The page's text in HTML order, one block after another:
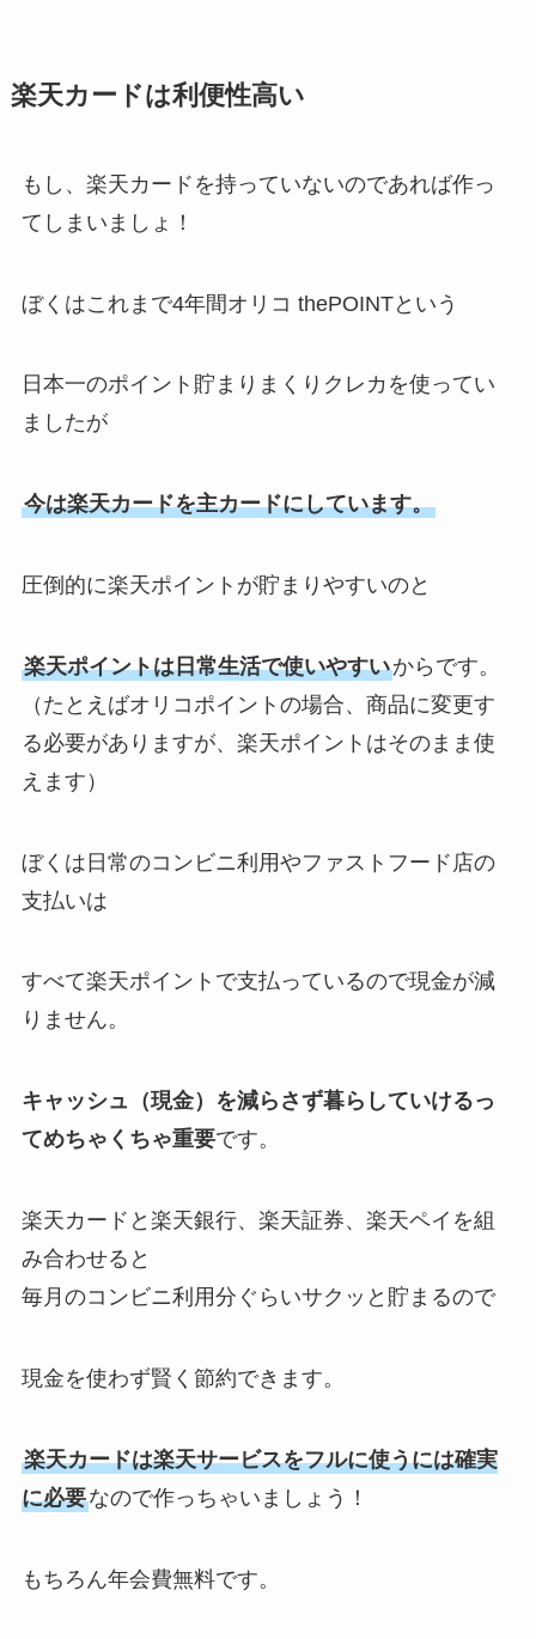
楽天カードは利便性高い
もし、楽天カードを持っていないのであれば作っ
てしまいましょ！
ぼくはこれまで4年間オリコ thePOINTという
日本一のポイント貯まりまくりクレカを使ってい
ましたが
今は楽天カードを主カードにしています。
圧倒的に楽天ポイントが貯まりやすいのと
楽天ポイントは日常生活で使いやすいからです。
（たとえばオリコポイントの場合、商品に変更す
る必要がありますが、楽天ポイントはそのまま使
えます）
ぼくは日常のコンビニ利用やファストフード店の
支払いは
すべて楽天ポイントで支払っているので現金が減
りません。
キャッシュ（現金）を減らさず暮らしていけるっ
てめちゃくちゃ重要です。
楽天カードと楽天銀行、楽天証券、楽天ペイを組
み合わせると
毎月のコンビニ利用分ぐらいサクッと貯まるので
現金を使わず賢く節約できます。
楽天カードは楽天サービスをフルに使うには確実
に必要なので作っちゃいましょう！
もちろん年会費無料です。